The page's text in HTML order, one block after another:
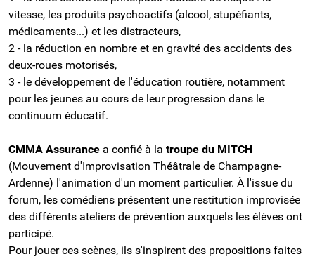
vitesse, les produits psychoactifs (alcool, stupéfiants,
médicaments...) et les distracteurs,
2 - la réduction en nombre et en gravité des accidents des
deux-roues motorisés,
3 - le développement de l'éducation routière, notamment
pour les jeunes au cours de leur progression dans le
continuum éducatif.
CMMA Assurance a confié à la troupe du MITCH
(Mouvement d'Improvisation Théâtrale de Champagne-
Ardenne) l'animation d'un moment particulier. À l'issue du
forum, les comédiens présentent une restitution improvisée
des différents ateliers de prévention auxquels les élèves ont
participé.
Pour jouer ces scènes, ils s'inspirent des propositions faites